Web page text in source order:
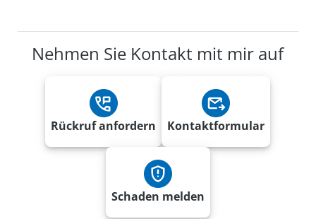
Nehmen Sie Kontakt mit mir auf
Rückruf anfordern Kontaktformular
Schaden melden